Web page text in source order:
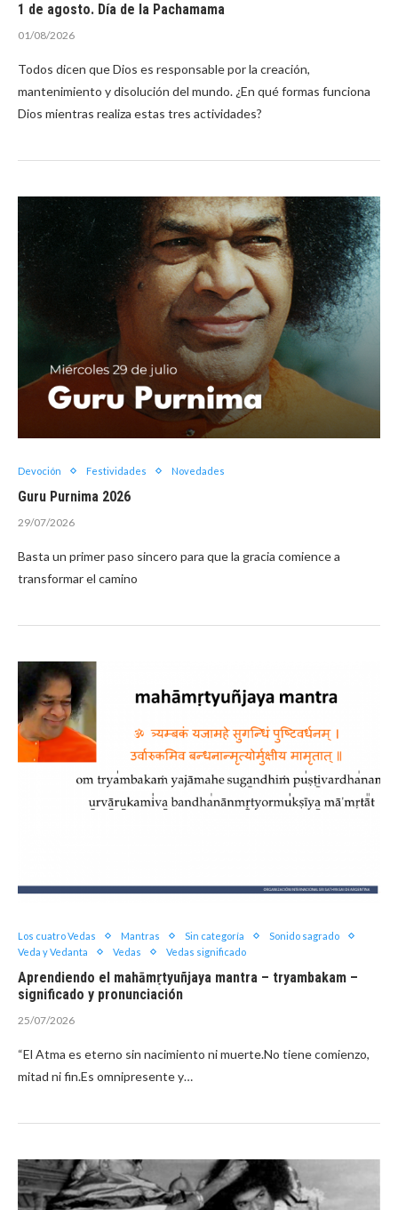
1 de agosto. Día de la Pachamama
01/08/2026
Todos dicen que Dios es responsable por la creación,
mantenimiento y disolución del mundo. ¿En qué formas funciona
Dios mientras realiza estas tres actividades?
Devoción Festividades Novedades
Guru Purnima 2026
29/07/2026
Basta un primer paso sincero para que la gracia comience a
transformar el camino
Los cuatro Vedas Mantras Sin categoría
Sonido sagrado
Veda y Vedanta
Vedas Vedas significado
Aprendiendo el mahāmṛtyuñjaya mantra – tryambakam –
significado y pronunciación
25/07/2026
“El Atma es eterno sin nacimiento ni muerte.No tiene comienzo,
mitad ni fin.Es omnipresente y…